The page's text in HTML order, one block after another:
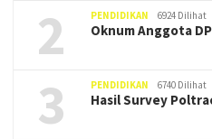
2 PENDIDIKAN 6924 Dilihat
Oknum Anggota
3 PENDIDIKAN 6740 Dilihat
Hasil Survey